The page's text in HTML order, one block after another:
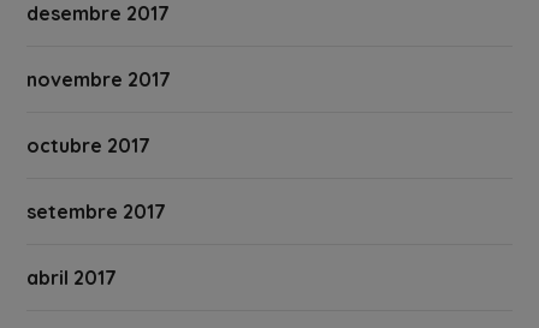
desembre 2017
novembre 2017
octubre 2017
setembre 2017
abril 2017